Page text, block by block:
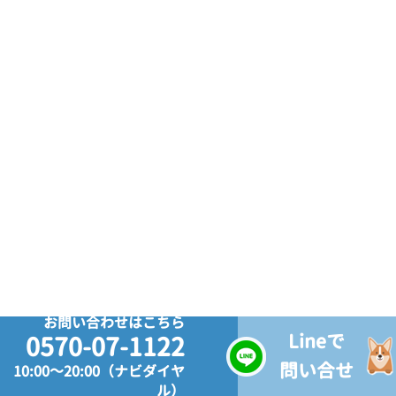
お問い合わせはこちら
0570-07-1122
10:00～20:00（ナビダイヤ
ル）
Lineで
問い合せ